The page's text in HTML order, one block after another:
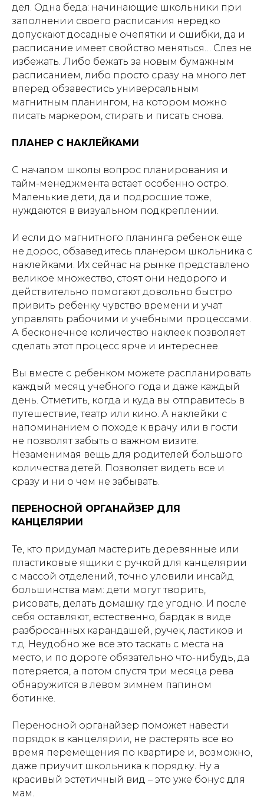
дел. Одна беда: начинающие школьники при
заполнении своего расписания нередко
допускают досадные очепятки и ошибки, да и
расписание имеет свойство меняться… Слез не
избежать. Либо бежать за новым бумажным
расписанием, либо просто сразу на много лет
вперед обзавестись универсальным
магнитным планингом, на котором можно
писать маркером, стирать и писать снова.
ПЛАНЕР С НАКЛЕЙКАМИ
С началом школы вопрос планирования и
тайм-менеджмента встает особенно остро.
Маленькие дети, да и подросшие тоже,
нуждаются в визуальном подкреплении.
И если до магнитного планинга ребенок еще
не дорос, обзаведитесь планером школьника с
наклейками. Их сейчас на рынке представлено
великое множество, стоят они недорого и
действительно помогают довольно быстро
привить ребенку чувство времени и учат
управлять рабочими и учебными процессами.
А бесконечное количество наклеек позволяет
сделать этот процесс ярче и интереснее.
Вы вместе с ребенком можете распланировать
каждый месяц учебного года и даже каждый
день. Отметить, когда и куда вы отправитесь в
путешествие, театр или кино. А наклейки с
напоминанием о походе к врачу или в гости
не позволят забыть о важном визите.
Незаменимая вещь для родителей большого
количества детей. Позволяет видеть все и
сразу и ни о чем не забывать.
ПЕРЕНОСНОЙ ОРГАНАЙЗЕР ДЛЯ
КАНЦЕЛЯРИИ
Те, кто придумал мастерить деревянные или
пластиковые ящики с ручкой для канцелярии
с массой отделений, точно уловили инсайд
большинства мам: дети могут творить,
рисовать, делать домашку где угодно. И после
себя оставляют, естественно, бардак в виде
разбросанных карандашей, ручек, ластиков и
т.д. Неудобно же все это таскать с места на
место, и по дороге обязательно что-нибудь, да
потеряется, а потом спустя три месяца рева
обнаружится в левом зимнем папином
ботинке.
Переносной органайзер поможет навести
порядок в канцелярии, не растерять все во
время перемещения по квартире и, возможно,
даже приучит школьника к порядку. Ну а
красивый эстетичный вид – это уже бонус для
мам.